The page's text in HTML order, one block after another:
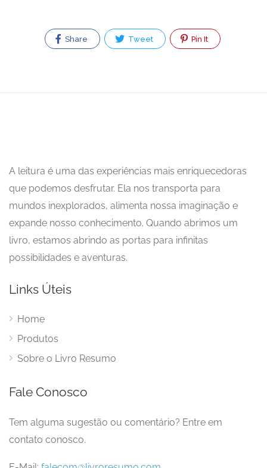
Share Tweet Pin It
A leitura é uma das experiências mais enriquecedoras
que podemos desfrutar. Ela nos transporta para
mundos inexplorados, alimenta nossa imaginação e
expande nosso conhecimento. Quando abrimos um
livro, estamos abrindo as portas para infinitas
possibilidades e aventuras.
Links Úteis
Home
Produtos
Sobre o Livro Resumo
Fale Conosco
Tem alguma sugestão ou comentário? Entre em
contato conosco.